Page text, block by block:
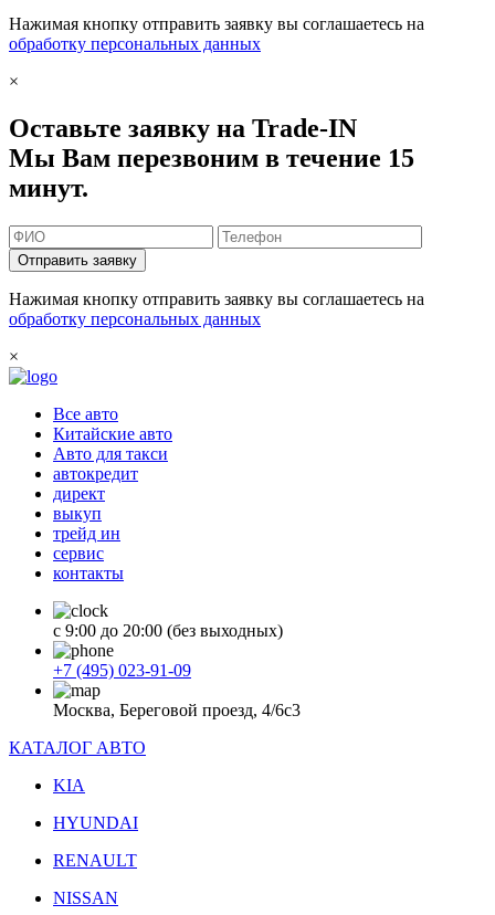
Нажимая кнопку отправить заявку вы соглашаетесь на
обработку персональных данных
×
Оставьте заявку на Trade-IN
Мы Вам перезвоним в течение 15
минут.
Отправить заявку
Нажимая кнопку отправить заявку вы соглашаетесь на
обработку персональных данных
×
Все авто
Китайские авто
Авто для такси
автокредит
директ
выкуп
трейд ин
сервис
контакты
с 9:00 до 20:00 (без выходных)
+7 (495) 023-91-09
Москва, Береговой проезд, 4/6с3
КАТАЛОГ АВТО
KIA
HYUNDAI
RENAULT
NISSAN